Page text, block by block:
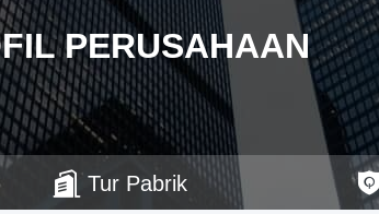
PERUSAHAAN
Tur Pabrik